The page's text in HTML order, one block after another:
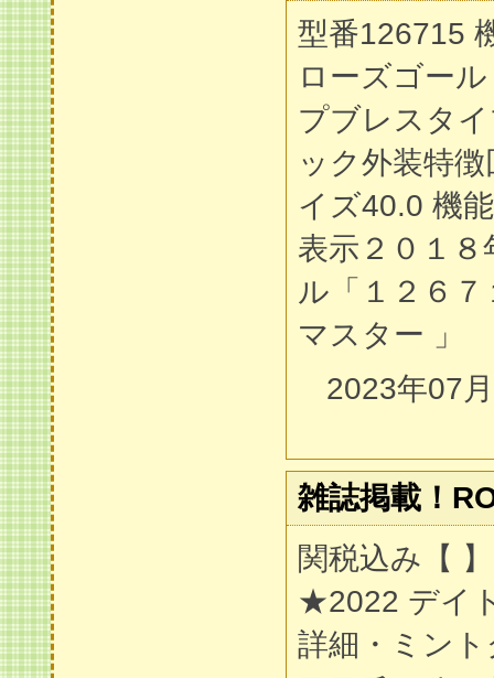
型番126715
ローズゴー
プブレスタ
ック外装特
イズ40.0 機
表示２０１
ル「１２６
マスター 」
2023年07
雑誌掲載！
関税込み【
★2022 デイ
詳細・ミン